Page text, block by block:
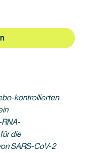
kontrollierten
die
SARS-CoV-2